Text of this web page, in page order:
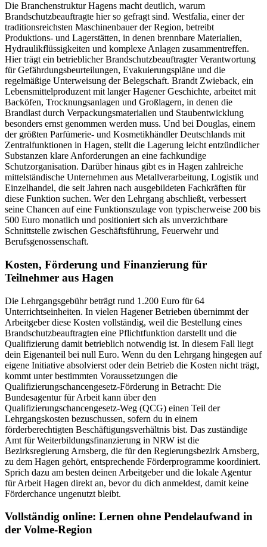
Die Branchenstruktur Hagens macht deutlich, warum
Brandschutzbeauftragte hier so gefragt sind. Westfalia, einer der
traditionsreichsten Maschinenbauer der Region, betreibt
Produktions- und Lagerstätten, in denen brennbare Materialien,
Hydraulikflüssigkeiten und komplexe Anlagen zusammentreffen.
Hier trägt ein betrieblicher Brandschutzbeauftragter Verantwortung
für Gefährdungsbeurteilungen, Evakuierungspläne und die
regelmäßige Unterweisung der Belegschaft. Brandt Zwieback, ein
Lebensmittelproduzent mit langer Hagener Geschichte, arbeitet mit
Backöfen, Trocknungsanlagen und Großlagern, in denen die
Brandlast durch Verpackungsmaterialien und Staubentwicklung
besonders ernst genommen werden muss. Und bei Douglas, einem
der größten Parfümerie- und Kosmetikhändler Deutschlands mit
Zentralfunktionen in Hagen, stellt die Lagerung leicht entzündlicher
Substanzen klare Anforderungen an eine fachkundige
Schutzorganisation. Darüber hinaus gibt es in Hagen zahlreiche
mittelständische Unternehmen aus Metallverarbeitung, Logistik und
Einzelhandel, die seit Jahren nach ausgebildeten Fachkräften für
diese Funktion suchen. Wer den Lehrgang abschließt, verbessert
seine Chancen auf eine Funktionszulage von typischerweise 200 bis
500 Euro monatlich und positioniert sich als unverzichtbare
Schnittstelle zwischen Geschäftsführung, Feuerwehr und
Berufsgenossenschaft.
Kosten, Förderung und Finanzierung für
Teilnehmer aus Hagen
Die Lehrgangsgebühr beträgt rund 1.200 Euro für 64
Unterrichtseinheiten. In vielen Hagener Betrieben übernimmt der
Arbeitgeber diese Kosten vollständig, weil die Bestellung eines
Brandschutzbeauftragten eine Pflichtfunktion darstellt und die
Qualifizierung damit betrieblich notwendig ist. In diesem Fall liegt
dein Eigenanteil bei null Euro. Wenn du den Lehrgang hingegen auf
eigene Initiative absolvierst oder dein Betrieb die Kosten nicht trägt,
kommt unter bestimmten Voraussetzungen die
Qualifizierungschancengesetz-Förderung in Betracht: Die
Bundesagentur für Arbeit kann über den
Qualifizierungschancengesetz-Weg (QCG) einen Teil der
Lehrgangskosten bezuschussen, sofern du in einem
förderberechtigten Beschäftigungsverhältnis bist. Das zuständige
Amt für Weiterbildungsfinanzierung in NRW ist die
Bezirksregierung Arnsberg, die für den Regierungsbezirk Arnsberg,
zu dem Hagen gehört, entsprechende Förderprogramme koordiniert.
Sprich dazu am besten deinen Arbeitgeber und die lokale Agentur
für Arbeit Hagen direkt an, bevor du dich anmeldest, damit keine
Förderchance ungenutzt bleibt.
Vollständig online: Lernen ohne Pendelaufwand in
der Volme-Region